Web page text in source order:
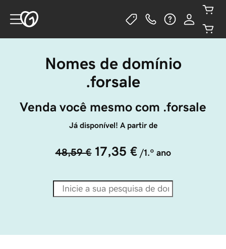
Nomes de domínio
.forsale
Venda você mesmo com .forsale
Já disponível! A partir de
48,59 € 17,35 € /1.º ano